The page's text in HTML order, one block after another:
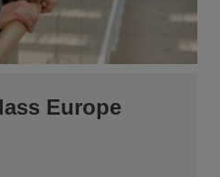
Europe